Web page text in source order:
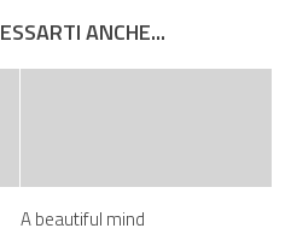
ANCHE...
A beautiful mind